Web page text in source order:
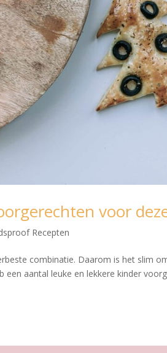
voor
Recepten
combinatie. Daarom is het slim
een aantal leuke en lekkere kinder